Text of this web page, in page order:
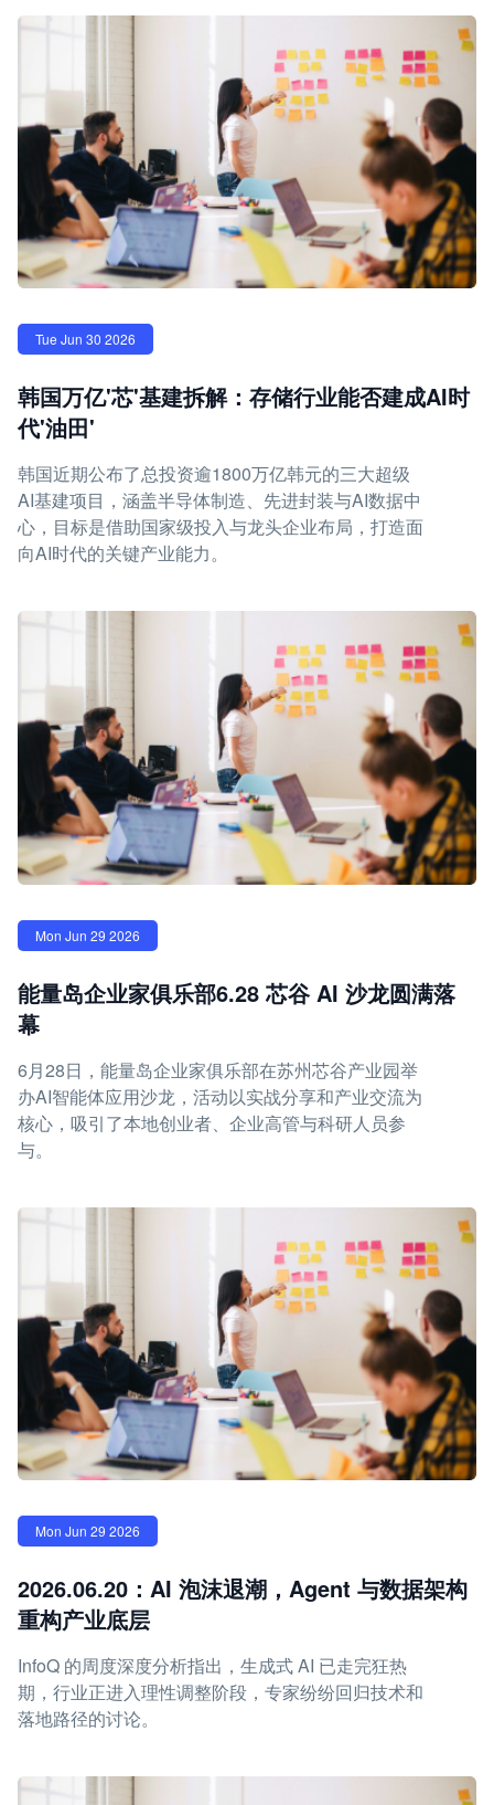
Tue Jun 30 2026
韩国万亿'芯'基建拆解：存储行业能否建成AI时
代'油田'
韩国近期公布了总投资逾1800万亿韩元的三大超级
AI基建项目，涵盖半导体制造、先进封装与AI数据中
心，目标是借助国家级投入与龙头企业布局，打造面
向AI时代的关键产业能力。
Mon Jun 29 2026
能量岛企业家俱乐部6.28 芯谷 AI 沙龙圆满落
幕
6月28日，能量岛企业家俱乐部在苏州芯谷产业园举
办AI智能体应用沙龙，活动以实战分享和产业交流为
核心，吸引了本地创业者、企业高管与科研人员参
与。
Mon Jun 29 2026
2026.06.20：AI 泡沫退潮，Agent 与数据架构
重构产业底层
InfoQ 的周度深度分析指出，生成式 AI 已走完狂热
期，行业正进入理性调整阶段，专家纷纷回归技术和
落地路径的讨论。